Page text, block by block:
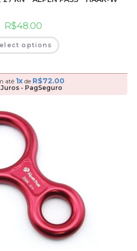
R$48.00
options
até 1xde R$72.00
Juros - PagSeguro